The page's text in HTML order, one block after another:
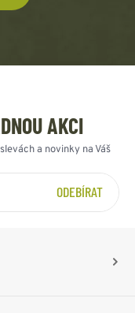
AKCI
a novinky na Váš
ODEBÍRAT